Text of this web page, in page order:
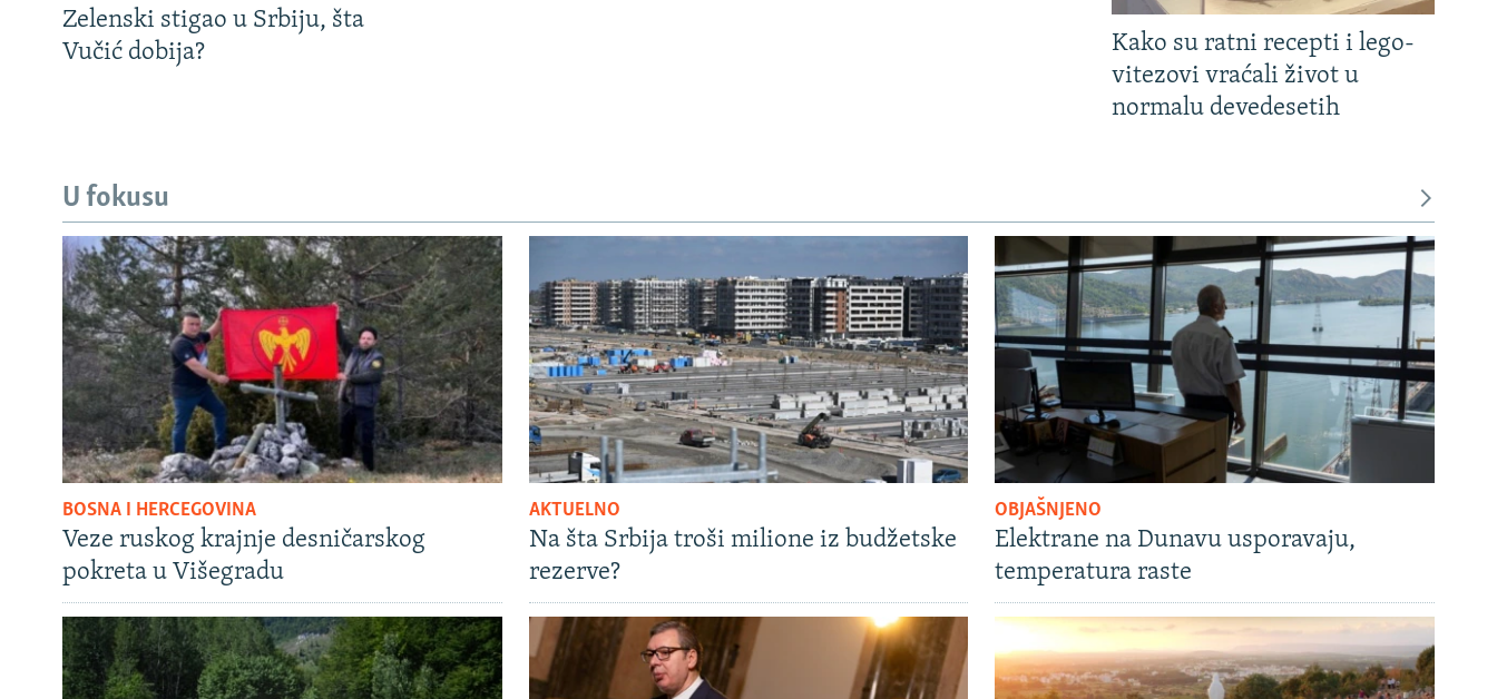
Zelenski stigao u Srbiju, šta
Vučić dobija?
Kako su ratni recepti i lego-
vitezovi vraćali život u
normalu devedesetih
U fokusu
BOSNA I HERCEGOVINA
Veze ruskog krajnje desničarskog
pokreta u Višegradu
AKTUELNO
Na šta Srbija troši milione iz budžetske
rezerve?
OBJAŠNJENO
Elektrane na Dunavu usporavaju,
temperatura raste